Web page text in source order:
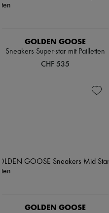
GOLDEN GOOSE
Sneakers Super-star mit Pailletten
CHF 535
GOLDEN GOOSE